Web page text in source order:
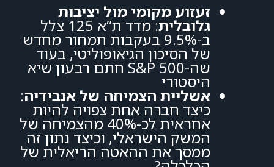
זעזוע מקומי מול יציבות
גלובלית: מדד ת”א 125 צלל
ב-9.5% בעקבות תמחור מחדש
של הסיכון הגיאופוליטי, בעוד
שה-S&P 500 חתם רבעון שיא
היסטורי
אשליית הצמיחה של אנבידיה:
כיצד חברה אחת צפויה להיות
אחראית לכ-40% מהצמיחה של
המשק הישראלי, וכיצד נתון זה
ממסך את ההאטה הריאלית של